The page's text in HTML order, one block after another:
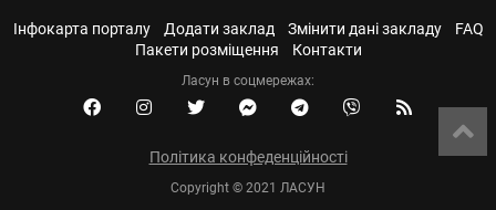
Інфокарта порталу Додати заклад Змінити дані закладу
FAQ
Пакети розміщення
Контакти
Ласун в соцмережах:
Політика конфеденційності
Copyright © 2021 ЛАСУН